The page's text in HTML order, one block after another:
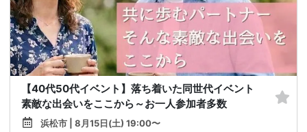
【40代50代イベント】落ち着いた同世代イベント
素敵な出会いをここから～お一人参加者多数
浜松市 | 8月15日(土) 19:00〜